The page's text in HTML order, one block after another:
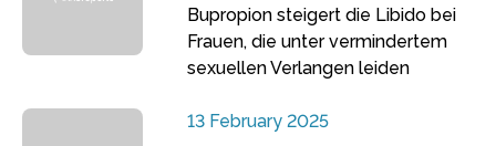
Bupropion steigert die Libido bei
Frauen, die unter vermindertem
sexuellen Verlangen leiden
13 February 2025